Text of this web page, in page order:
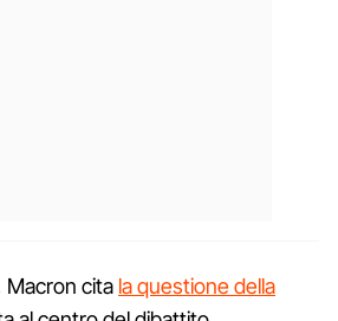
Macron cita la questione della